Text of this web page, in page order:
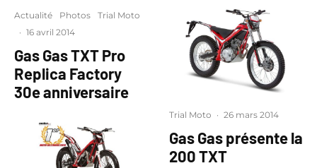
Actualité Photos
Trial Moto
· 16 avril 2014
Gas Gas TXT Pro
Replica Factory
30e anniversaire
Trial Moto · 26 mars 2014
Gas Gas présente la
200 TXT